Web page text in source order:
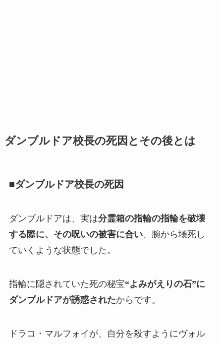
ダンブルドア校長の死因とその後とは
■ダンブルドア校長の死因
ダンブルドアは、実は分霊箱の指輪の指輪を破壊
する際に、その呪いの被害に合い、腕から壊死し
ていくような状態でした。
指輪に隠されていた死の秘宝“よみがえりの石”に
ダンブルドアが誘惑されたからです。
ドラコ・マルフォイが、自分を殺すようにヴォル